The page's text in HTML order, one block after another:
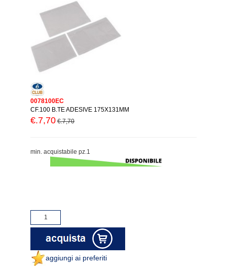
0078100EC
CF.100 B.TE ADESIVE 175X131MM
€.7,70 €.7,70
min. acquistabile pz.1
aggiungi ai preferiti